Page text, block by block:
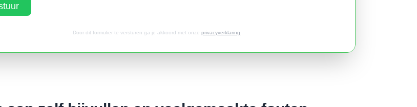
Door dit formulier te versturen ga je akkoord met onzeprivacyverklaring